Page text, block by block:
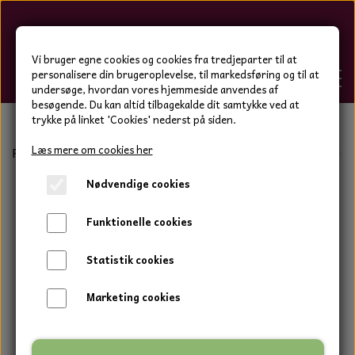
Hygge-Liv
FORSIDE
WEBSHOP
BOLIG OG HAVE
DUFTBLOKKE OG TILBEHØR
DUFT BLOKKE
VINDSPIL
HJEMMESKO OG TØJ
HJEMMESKO
RESTSALG
HJEMMESKO OG TØJ
HJEMMESKO
LÆDER BÆLTER - TASKER - CAPS
TERMOSTRØMPER LEGGINGS
Forside Bolig og have
Vi bruger egne cookies og cookies fra tredjeparter til at
personalisere din brugeroplevelse, til markedsføring og til at
undersøge, hvordan vores hjemmeside anvendes af
besøgende. Du kan altid tilbagekalde dit samtykke ved at
trykke på linket 'Cookies' nederst på siden.
Læs mere om cookies her
Nødvendige cookies
Funktionelle cookies
Statistik cookies
Marketing cookies